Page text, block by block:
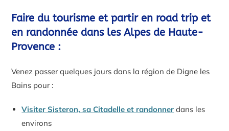
Faire du tourisme et partir en road trip et
en randonnée dans les Alpes de Haute-
Provence :
Venez passer quelques jours dans la région de Digne les
Bains pour :
Visiter Sisteron, sa Citadelle et randonner dans les
environs